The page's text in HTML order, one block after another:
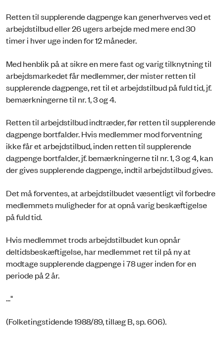
Retten til supplerende dagpenge kan generhverves ved et
arbejdstilbud eller 26 ugers arbejde med mere end 30
timer i hver uge inden for 12 måneder.
Med henblik på at sikre en mere fast og varig tilknytning til
arbejdsmarkedet får medlemmer, der mister retten til
supplerende dagpenge, ret til et arbejdstilbud på fuld tid, jf.
bemærkningerne til nr. 1, 3 og 4.
Retten til arbejdstilbud indtræder, før retten til supplerende
dagpenge bortfalder. Hvis medlemmer mod forventning
ikke får et arbejdstilbud, inden retten til supplerende
dagpenge bortfalder, jf. bemærkningerne til nr. 1, 3 og 4, kan
der gives supplerende dagpenge, indtil arbejdstilbud gives.
Det må forventes, at arbejdstilbudet væsentligt vil forbedre
medlemmets muligheder for at opnå varig beskæftigelse
på fuld tid.
Hvis medlemmet trods arbejdstilbudet kun opnår
deltidsbeskæftigelse, har medlemmet ret til på ny at
modtage supplerende dagpenge i 78 uger inden for en
periode på 2 år.
..."
(Folketingstidende 1988/89, tillæg B, sp. 606).